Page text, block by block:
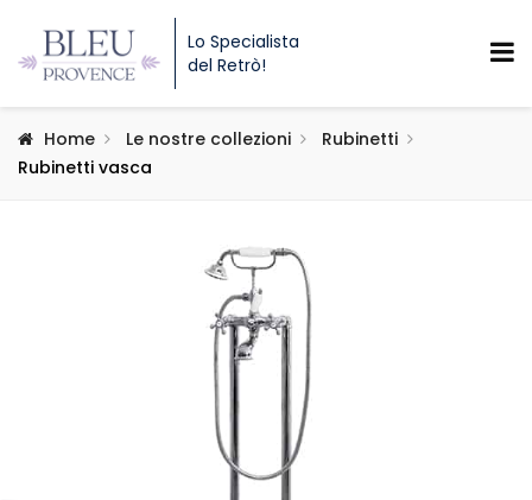
Lo Specialista
del Retrò!
Home Le nostre collezioni
Rubinetti
Rubinetti vasca